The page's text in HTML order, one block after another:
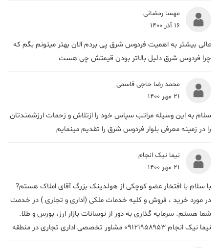
مهسا رمضانی
16 آذر 1400
عالی بیشتر به اهمیت فردوس شرق پی بردم الان بهتر میتونم بگم که
چرا فردوس شرق دلیل بالاتر بودن قیمتش چی هست
محمد رضا حاجی قاسمی
21 مهر 1400
سلام به این وسیله مراتب سپاس خود را ازتلاش و زحمات ارزشمندتان
را در زمینه معرفی بلوار فردوس شرق را تقدیم مینمایم
نیما نیک انجام
21 مهر 1400
با سلام با افتخار عضو کوچکی از هولدینک بزرگ آقای املاک هستم?
در مورد خرید ، فروش و کلیه خدمات ملکی (اداری و تجاری ) در خدمت
شما هستم. سرمایه گذاری به دور از نوسانات بازار ارز، بورس و طلا.
نیما نیک انجام ۰۹۱۲۱۹۵۸۹۵۳ مشاور تخصصی اداری تجاری در منطقه